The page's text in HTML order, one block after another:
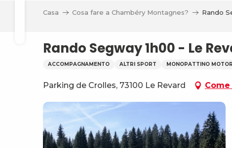
Casa Cosa fare a Chambéry Montagnes? Rando
Rando Segway 1h00 - Le
ACCOMPAGNAMENTO ALTRI SPORT MONOPATTINO
Parking de Crolles, 73100 Le Revard